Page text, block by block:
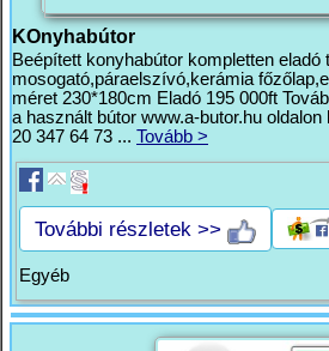
KOnyhabútor
Beépített konyhabútor kompletten eladó
mosogató,páraelszívó,kerámia
méret 230*180cm Eladó 195 000ft
a használt bútor www.a-butor.hu oldalon
20 347 64 73 ... Tovább >
További részletek >>
Egyéb